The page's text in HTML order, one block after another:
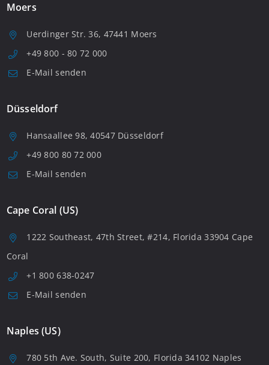
Moers
Uerdinger Str. 36, 47441 Moers
+49 800 - 80 72 000
E-Mail senden
Düsseldorf
Hansaallee 98, 40547 Düsseldorf
+49 800 80 72 000
E-Mail senden
Cape Coral (US)
1222 Southeast, 47th Street, #214, Florida 33904 Cape
Coral
+1 800 638-0247
E-Mail senden
Naples (US)
780 5th Ave. South, Suite 200, Florida 34102 Naples